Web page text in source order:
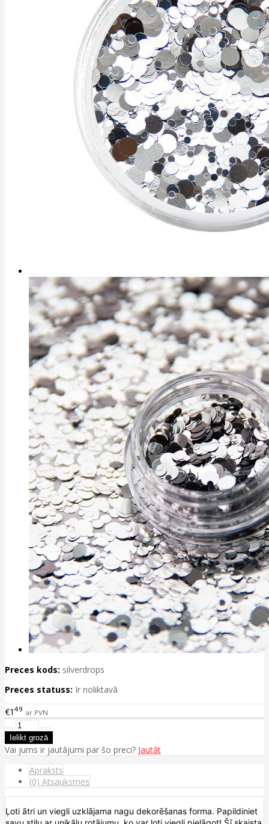
Preces kods: silverdrops
Preces statuss: Ir noliktavā
€1 49 ar PVN
Vai jums ir jautājumi par šo preci? Jautāt
Apraksts
(0) Atsauksmes
Ļoti ātri un viegli uzklājama nagu dekorēšanas forma. Papildiniet